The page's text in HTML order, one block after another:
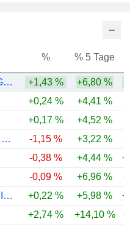
% % 5 Tage
SAUDI ARABIAN MINING COMPANY (MAADEN) +1,43 % +6,80 %
+0,24 % +4,41 %
+0,17 % +4,52 %
GRUPO MÉXICO, S.A.B. DE C.V.
-1,15 % +3,22 %
-0,38 % +4,44 %
-0,09 % +6,96 %
TECK RESOURCES LIMITED
+0,22 % +5,98 %
+2,74 % +14,10 %